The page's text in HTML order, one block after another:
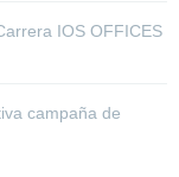
IOS OFFICES
campaña de